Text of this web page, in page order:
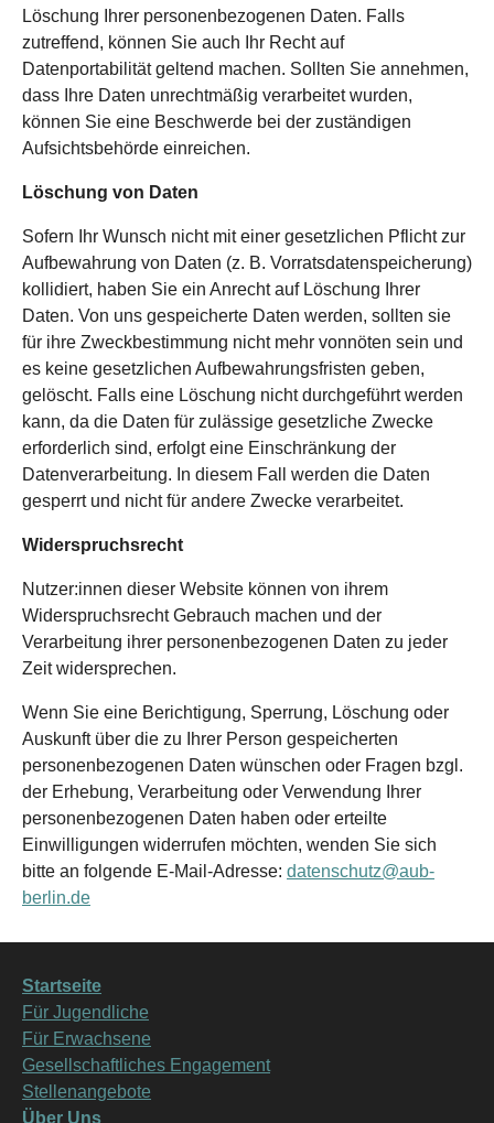
Löschung Ihrer personenbezogenen Daten. Falls
zutreffend, können Sie auch Ihr Recht auf
Datenportabilität geltend machen. Sollten Sie annehmen,
dass Ihre Daten unrechtmäßig verarbeitet wurden,
können Sie eine Beschwerde bei der zuständigen
Aufsichtsbehörde einreichen.
Löschung von Daten
Sofern Ihr Wunsch nicht mit einer gesetzlichen Pflicht zur
Aufbewahrung von Daten (z. B. Vorratsdatenspeicherung)
kollidiert, haben Sie ein Anrecht auf Löschung Ihrer
Daten. Von uns gespeicherte Daten werden, sollten sie
für ihre Zweckbestimmung nicht mehr vonnöten sein und
es keine gesetzlichen Aufbewahrungsfristen geben,
gelöscht. Falls eine Löschung nicht durchgeführt werden
kann, da die Daten für zulässige gesetzliche Zwecke
erforderlich sind, erfolgt eine Einschränkung der
Datenverarbeitung. In diesem Fall werden die Daten
gesperrt und nicht für andere Zwecke verarbeitet.
Widerspruchsrecht
Nutzer:innen dieser Website können von ihrem
Widerspruchsrecht Gebrauch machen und der
Verarbeitung ihrer personenbezogenen Daten zu jeder
Zeit widersprechen.
Wenn Sie eine Berichtigung, Sperrung, Löschung oder
Auskunft über die zu Ihrer Person gespeicherten
personenbezogenen Daten wünschen oder Fragen bzgl.
der Erhebung, Verarbeitung oder Verwendung Ihrer
personenbezogenen Daten haben oder erteilte
Einwilligungen widerrufen möchten, wenden Sie sich
bitte an folgende E-Mail-Adresse: datenschutz@aub-
berlin.de
Startseite
Für Jugendliche
Für Erwachsene
Gesellschaftliches Engagement
Stellenangebote
Über Uns